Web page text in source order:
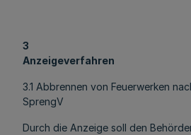
3
Anzeigeverfahren
3.1 Abbrennen von Feuerwerken
SprengV
Durch die Anzeige soll den